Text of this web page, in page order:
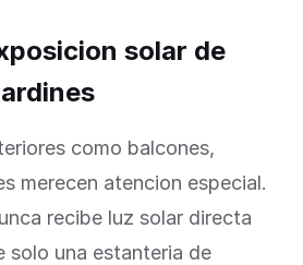
solar de
como balcones,
merecen atencion especial.
recibe luz solar directa
solo una estanteria de